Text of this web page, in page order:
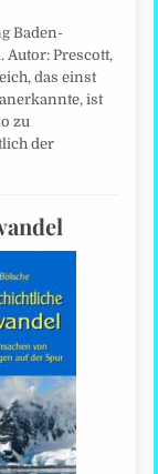
Baden-
Prescott,
das einst
ist
zu
der